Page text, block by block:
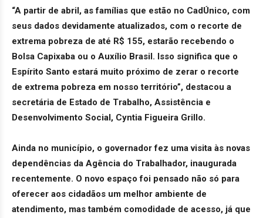
“A partir de abril, as famílias que estão no CadÚnico, com
seus dados devidamente atualizados, com o recorte de
extrema pobreza de até R$ 155, estarão recebendo o
Bolsa Capixaba ou o Auxílio Brasil. Isso significa que o
Espírito Santo estará muito próximo de zerar o recorte
de extrema pobreza em nosso território”, destacou a
secretária de Estado de Trabalho, Assistência e
Desenvolvimento Social, Cyntia Figueira Grillo.
Ainda no município, o governador fez uma visita às novas
dependências da Agência do Trabalhador, inaugurada
recentemente. O novo espaço foi pensado não só para
oferecer aos cidadãos um melhor ambiente de
atendimento, mas também comodidade de acesso, já que